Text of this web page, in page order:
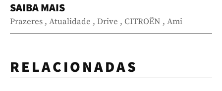
SAIBA MAIS
Prazeres , Atualidade , Drive , CITROËN , Ami
RELACIONADAS